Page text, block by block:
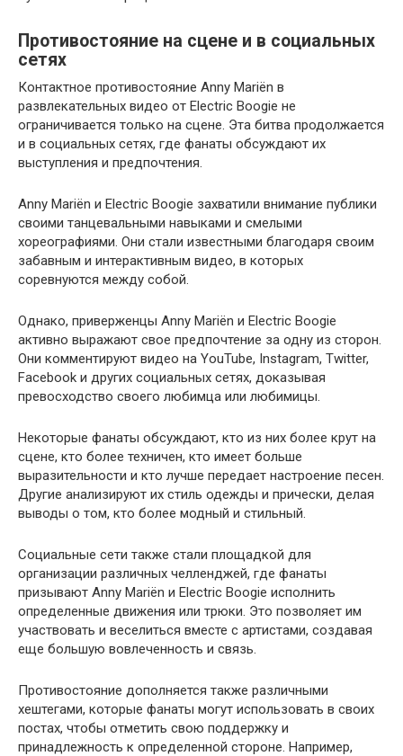
Противостояние на сцене и в социальных
сетях
Контактное противостояние Anny Mariën в
развлекательных видео от Electric Boogie не
ограничивается только на сцене. Эта битва продолжается
и в социальных сетях, где фанаты обсуждают их
выступления и предпочтения.
Anny Mariën и Electric Boogie захватили внимание публики
своими танцевальными навыками и смелыми
хореографиями. Они стали известными благодаря своим
забавным и интерактивным видео, в которых
соревнуются между собой.
Однако, приверженцы Anny Mariën и Electric Boogie
активно выражают свое предпочтение за одну из сторон.
Они комментируют видео на YouTube, Instagram, Twitter,
Facebook и других социальных сетях, доказывая
превосходство своего любимца или любимицы.
Некоторые фанаты обсуждают, кто из них более крут на
сцене, кто более техничен, кто имеет больше
выразительности и кто лучше передает настроение песен.
Другие анализируют их стиль одежды и прически, делая
выводы о том, кто более модный и стильный.
Социальные сети также стали площадкой для
организации различных челленджей, где фанаты
призывают Anny Mariën и Electric Boogie исполнить
определенные движения или трюки. Это позволяет им
участвовать и веселиться вместе с артистами, создавая
еще большую вовлеченность и связь.
Противостояние дополняется также различными
хештегами, которые фанаты могут использовать в своих
постах, чтобы отметить свою поддержку и
принадлежность к определенной стороне. Например,